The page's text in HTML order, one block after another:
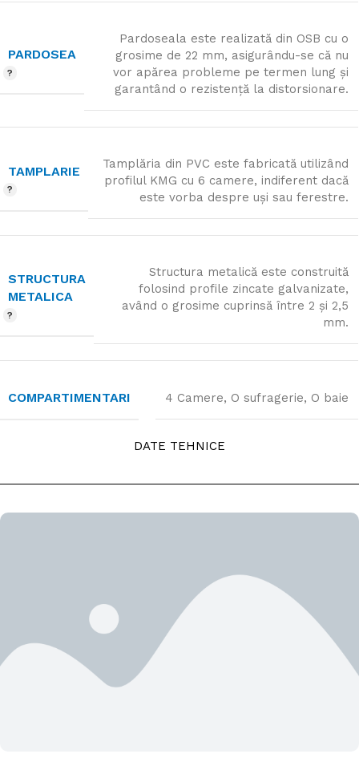
PARDOSEA
Pardoseala este realizată din OSB cu o
grosime de 22 mm, asigurându-se că nu
vor apărea probleme pe termen lung și
garantând o rezistență la distorsionare.
TAMPLARIE
Tamplăria din PVC este fabricată utilizând
profilul KMG cu 6 camere, indiferent dacă
este vorba despre uși sau ferestre.
STRUCTURA
METALICA
Structura metalică este construită
folosind profile zincate galvanizate,
având o grosime cuprinsă între 2 și 2,5
mm.
COMPARTIMENTARI 4 Camere, O sufragerie, O baie
DATE TEHNICE